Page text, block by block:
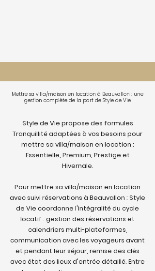
Mettre sa villa/maison en location à Beauvallon : une
gestion complète de la part de Style de Vie
Style de Vie propose des formules
Tranquillité adaptées à vos besoins pour
mettre sa villa/maison en location :
Essentielle, Premium, Prestige et
Hivernale.
Pour mettre sa villa/maison en location
avec suivi réservations à Beauvallon : Style
de Vie coordonne l'intégralité du cycle
locatif : gestion des réservations et
calendriers multi-plateformes,
communication avec les voyageurs avant
et pendant leur séjour, remise des clés
avec état des lieux d'entrée détaillé. Entre